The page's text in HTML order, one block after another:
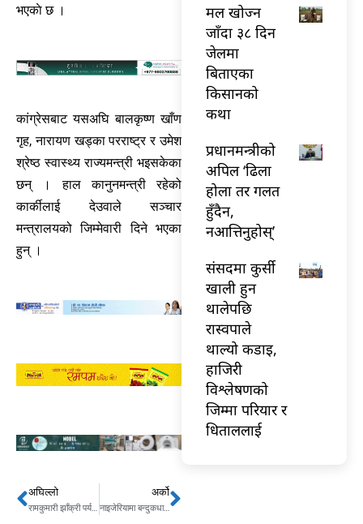
भएकाे छ ।
कांग्रेसबाट यसअघि बालकृष्ण खाँण
गृह, नारायण खड्का परराष्ट्र र उमेश
श्रेष्ठ स्वास्थ्य राज्यमन्त्री भइसकेका
छन् । हाल कानुनमन्त्री रहेको
कार्कीलाई देउवाले सञ्चार
मन्त्रालयको जिम्मेवारी दिने भएका
हुन् ।
Prev
अघिल्लो
रामकुमारी झाँक्री पर्यटनमन्त्री बन्ने, स्वास्थ्य मन्त्रालय विरोध खतिवडालाई
अर्को
नाइजेरियामा बन्दुकधारीद्वारा २४ जनाको हत्याNext
मल खोज्न
जाँदा ३८ दिन
जेलमा
बिताएका
किसानको
कथा
प्रधानमन्त्रीको
अपिल ‘ढिला
होला तर गलत
हुँदैन,
नआत्तिनुहोस्’
संसदमा कुर्सी
खाली हुन
थालेपछि
रास्वपाले
थाल्यो कडाइ,
हाजिरी
विश्लेषणको
जिम्मा परियार र
धिताललाई